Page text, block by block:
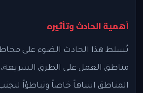
أهمية الحادث وتأثيره
يُسلط هذا الحادث الضوء على
مناطق العمل على الطرق
المناطق انتباهاً خاصاً وتباطؤاً